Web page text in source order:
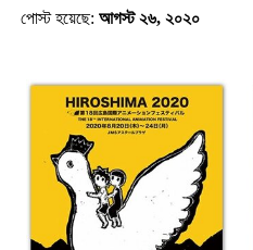
পোস্ট হয়েছে: আগস্ট ২৬, ২০২০